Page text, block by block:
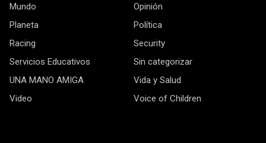
Mundo
Opinión
Planeta
Política
Racing
Security
Servicios Educativos
Sin categorizar
UNA MANO AMIGA
Vida y Salud
Video
Voice of Children